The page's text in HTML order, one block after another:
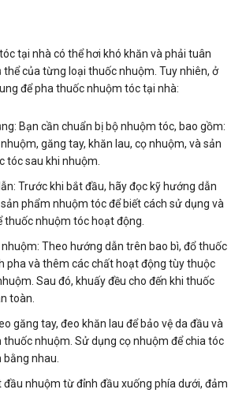
tại nhà có thể hơi khó khăn và phải tuân
của từng loại thuốc nhuộm. Tuy nhiên, ở
để pha thuốc nhuộm tóc tại nhà:
Bạn cần chuẩn bị bộ nhuộm tóc, bao gồm:
găng tay, khăn lau, cọ nhuộm, và sản
tóc sau khi nhuộm.
Trước khi bắt đầu, hãy đọc kỹ hướng dẫn
phẩm nhuộm tóc để biết cách sử dụng và
thuốc nhuộm tóc hoạt động.
Theo hướng dẫn trên bao bì, đổ thuốc
pha và thêm các chất hoạt động tùy thuộc
Sau đó, khuấy đều cho đến khi thuốc
toàn.
găng tay, đeo khăn lau để bảo vệ da đầu và
thuốc nhuộm. Sử dụng cọ nhuộm để chia tóc
nhau.
đầu nhuộm từ đỉnh đầu xuống phía dưới, đảm